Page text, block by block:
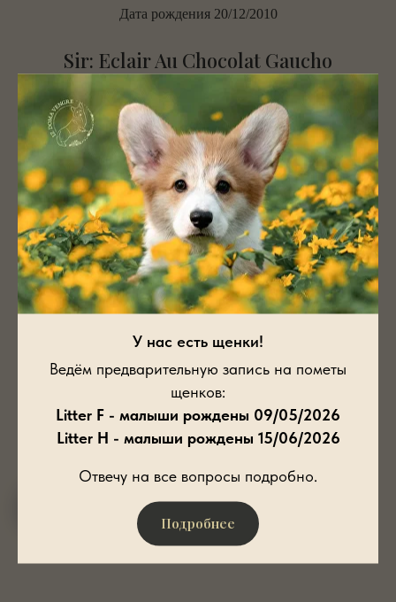
У нас есть щенки!
Ведём предварительную запись на пометы
щенков:
Litter F - малыши рождены 09/05/2026
Litter H - малыши рождены 15/06/2026
Отвечу на все вопросы подробно.
Подробнее
Дата рождения 20/12/2010
Sir: Eclair Au Chocolat Gaucho
Dam: Blondie's Ultra Blue Ocean Breeze
💥International Champion
💥Russian Champion
💥RKF Champion
💥Russian National Breed Club Champion
💥Russian Grand Champion
💥Belarus Champion
💥Grand Belarus Champion
💥Bulgarian Champion
💥Romanian Champion
💥Junior Russian Champion
💥Junior RKF Champion
💥Junior Russian National Breed Club Champion
💥Junior Belarus Champion
💥BOB Национального Чемпионата ВКК 2013